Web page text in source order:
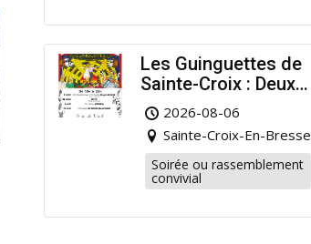
Les Guinguettes de
Sainte-Croix : Deux
Rendez-vous
Dansants pour
Prolonger l’Été !
2026-08-06
Sainte-Croix-En-Bresse
Soirée ou rassemblement
convivial